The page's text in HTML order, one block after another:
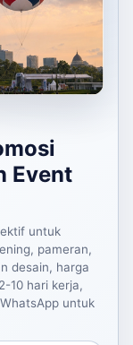
Event
untuk
pameran,
desain, harga
10 hari kerja,
untuk